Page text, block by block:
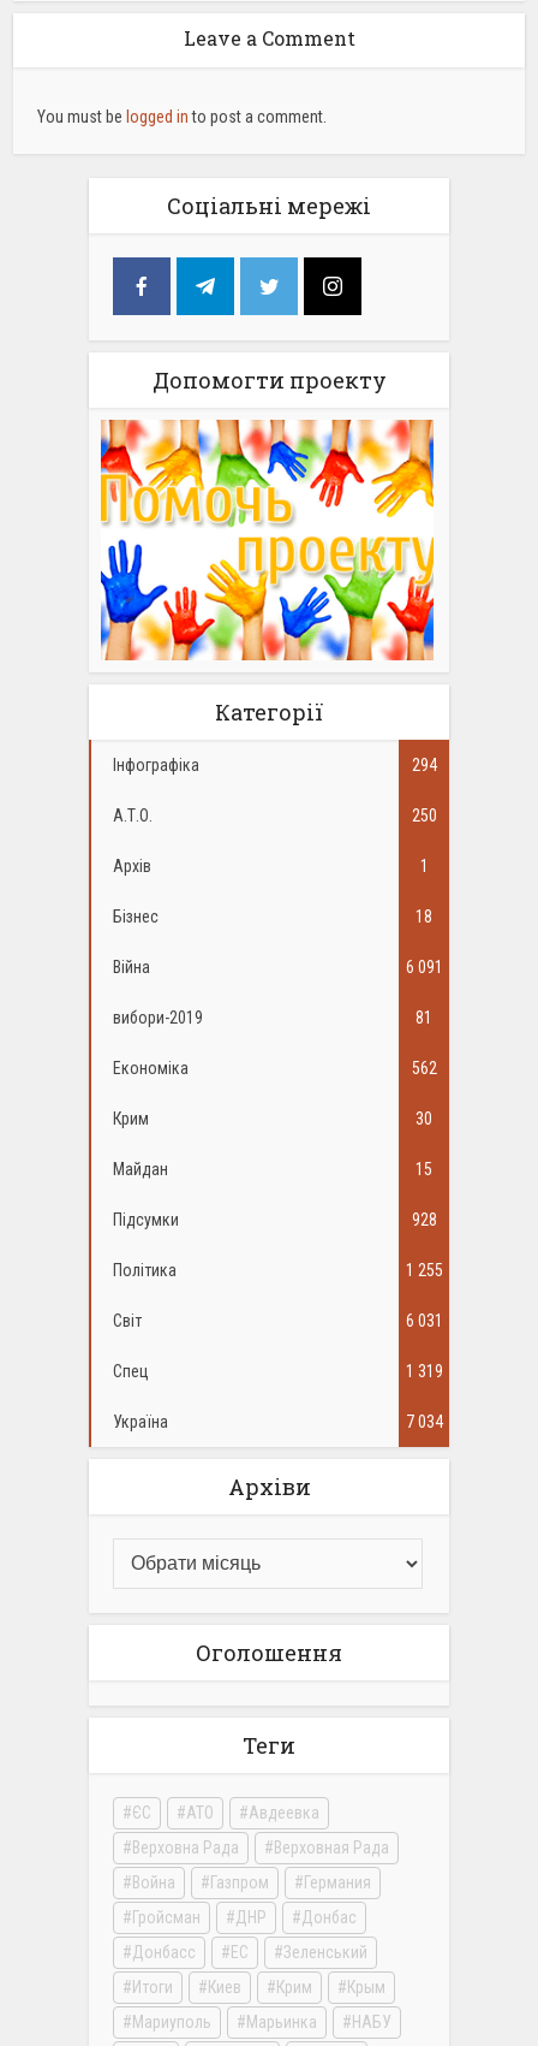
Leave a Comment
You must be logged into post a comment.
Соціальні мережі
Допомогти проекту
Категорії
Інфографіка 294
А.Т.О. 250
Архів 1
Бізнес 18
Війна 6 091
вибори-2019 81
Економіка 562
Крим 30
Майдан 15
Підсумки 928
Політика 1 255
Світ 6 031
Спец 1 319
Україна 7 034
Архіви
Оголошення
Теги
ЄС АТО
Авдеевка
Верховна Рада
Верховная Рада
Война
Газпром
Германия
Гройсман
ДНР
Донбас
Донбасс
ЕС
Зеленський
Итоги
Киев Крим
Крым
Мариуполь
Марьинка НАБУ